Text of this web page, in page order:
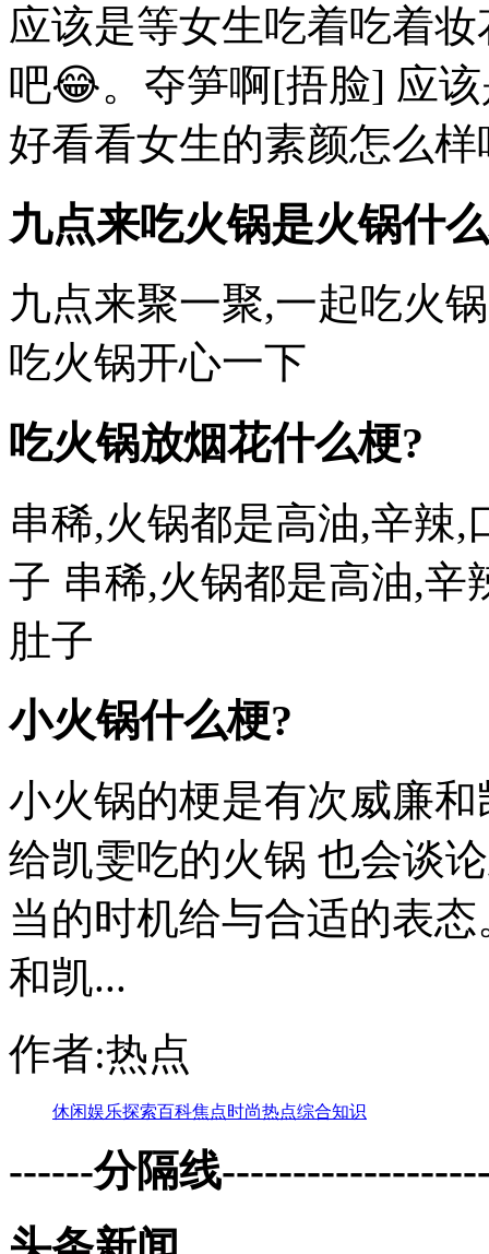
应该是等女生吃着吃着
吧😂。夺笋啊[捂脸] 应
好看看女生的素颜怎么
九点来吃火锅是火锅什
九点来聚一聚,一起吃火
吃火锅开心一下
吃火锅放烟花什么梗?
串稀,火锅都是高油,辛辣
子 串稀,火锅都是高油,辛
肚子
小火锅什么梗?
小火锅的梗是有次威廉
给凯雯吃的火锅 也会谈
当的时机给与合适的表
和凯...
作者:热点
休闲娱乐探索百科焦点时尚热点综合知识
------分隔线